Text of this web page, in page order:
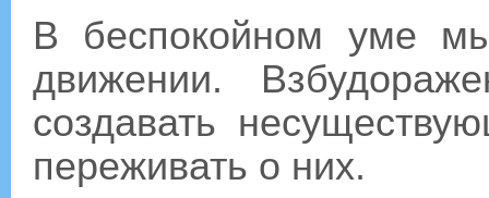
В беспокойном уме
движении.
создавать
переживать о них.